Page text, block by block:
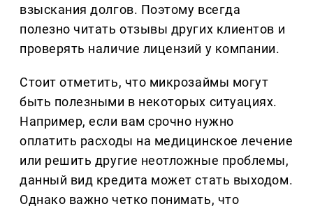
взыскания долгов. Поэтому всегда
полезно читать отзывы других клиентов и
проверять наличие лицензий у компании.
Стоит отметить, что микрозаймы могут
быть полезными в некоторых ситуациях.
Например, если вам срочно нужно
оплатить расходы на медицинское лечение
или решить другие неотложные проблемы,
данный вид кредита может стать выходом.
Однако важно четко понимать, что